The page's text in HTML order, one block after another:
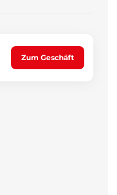
Zum Geschäft